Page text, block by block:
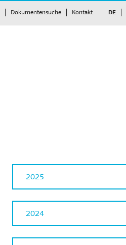
Dokumentensuche Kontakt DE
2025
2024